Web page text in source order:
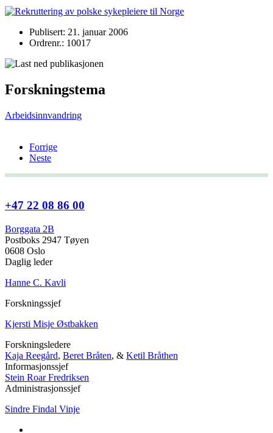
Publisert: 21. januar 2006
Ordrenr.: 10017
Forskningstema
Arbeidsinnvandring
Forrige
Neste
+47 22 08 86 00
Borggata 2B
Postboks 2947 Tøyen
0608 Oslo
Daglig leder
Hanne C. Kavli
Forskningssjef
Kjersti Misje Østbakken
Forskningsledere
Kaja Reegård, Beret Bråten, & Ketil Bråthen
Informasjonssjef
Stein Roar Fredriksen
Administrasjonssjef
Sindre Findal Vinje